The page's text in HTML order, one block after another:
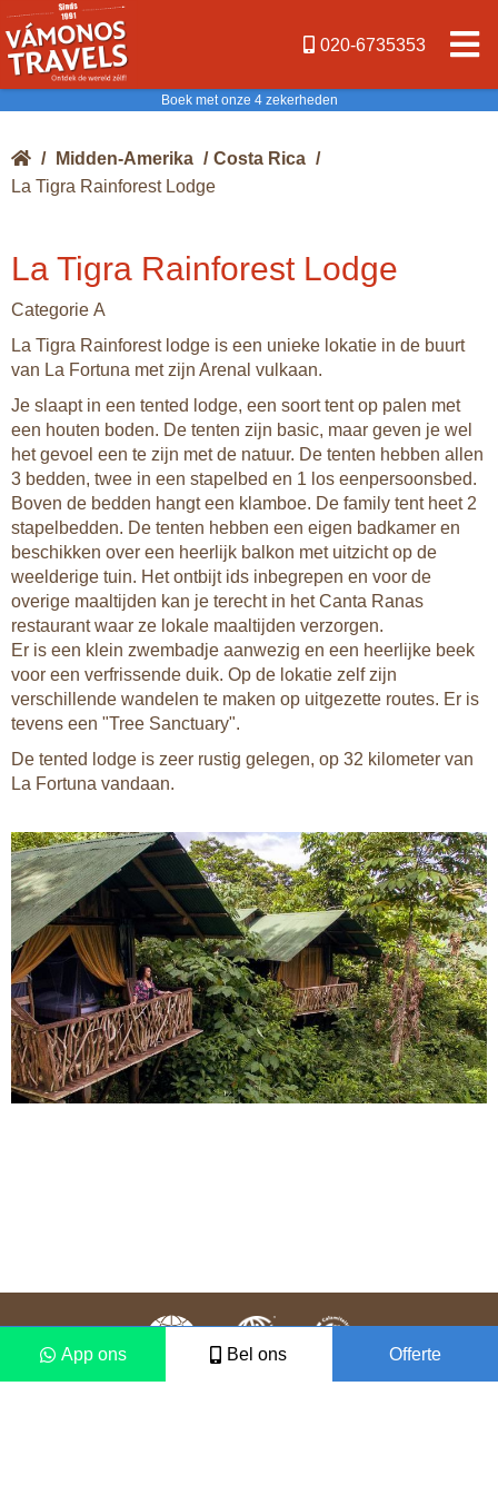
020-6735353
Boek met onze 4 zekerheden
/ Midden-Amerika / Costa Rica /
La Tigra Rainforest Lodge
La Tigra Rainforest Lodge
Categorie A
La Tigra Rainforest lodge is een unieke lokatie in de buurt
van La Fortuna met zijn Arenal vulkaan.
Je slaapt in een tented lodge, een soort tent op palen met
een houten boden. De tenten zijn basic, maar geven je wel
het gevoel een te zijn met de natuur. De tenten hebben allen
3 bedden, twee in een stapelbed en 1 los eenpersoonsbed.
Boven de bedden hangt een klamboe. De family tent heet 2
stapelbedden. De tenten hebben een eigen badkamer en
beschikken over een heerlijk balkon met uitzicht op de
weelderige tuin. Het ontbijt ids inbegrepen en voor de
overige maaltijden kan je terecht in het Canta Ranas
restaurant waar ze lokale maaltijden verzorgen.
Er is een klein zwembadje aanwezig en een heerlijke beek
voor een verfrissende duik. Op de lokatie zelf zijn
verschillende wandelen te maken op uitgezette routes. Er is
tevens een "Tree Sanctuary".
De tented lodge is zeer rustig gelegen, op 32 kilometer van
La Fortuna vandaan.
App ons Bel ons Offerte